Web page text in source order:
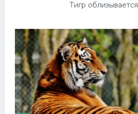
Тигр облизывается